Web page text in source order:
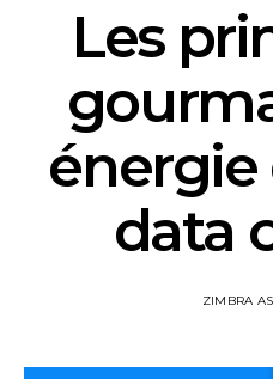
Les
énergie
data
ZIMBRA